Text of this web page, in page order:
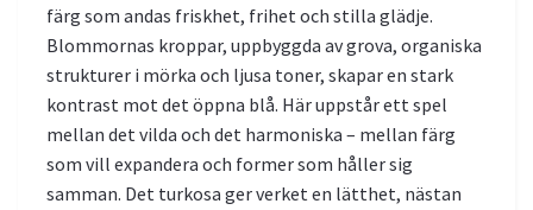
färg som andas friskhet, frihet och stilla glädje.
Blommornas kroppar, uppbyggda av grova, organiska
strukturer i mörka och ljusa toner, skapar en stark
kontrast mot det öppna blå. Här uppstår ett spel
mellan det vilda och det harmoniska – mellan färg
som vill expandera och former som håller sig
samman. Det turkosa ger verket en lätthet, nästan